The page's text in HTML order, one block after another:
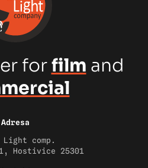
forfilm and
Adresa
Light comp.
Hostivice 25301